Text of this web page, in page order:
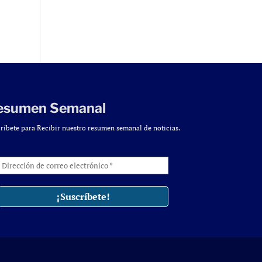
Semanal
para Recibir nuestro resumen semanal de noticias.